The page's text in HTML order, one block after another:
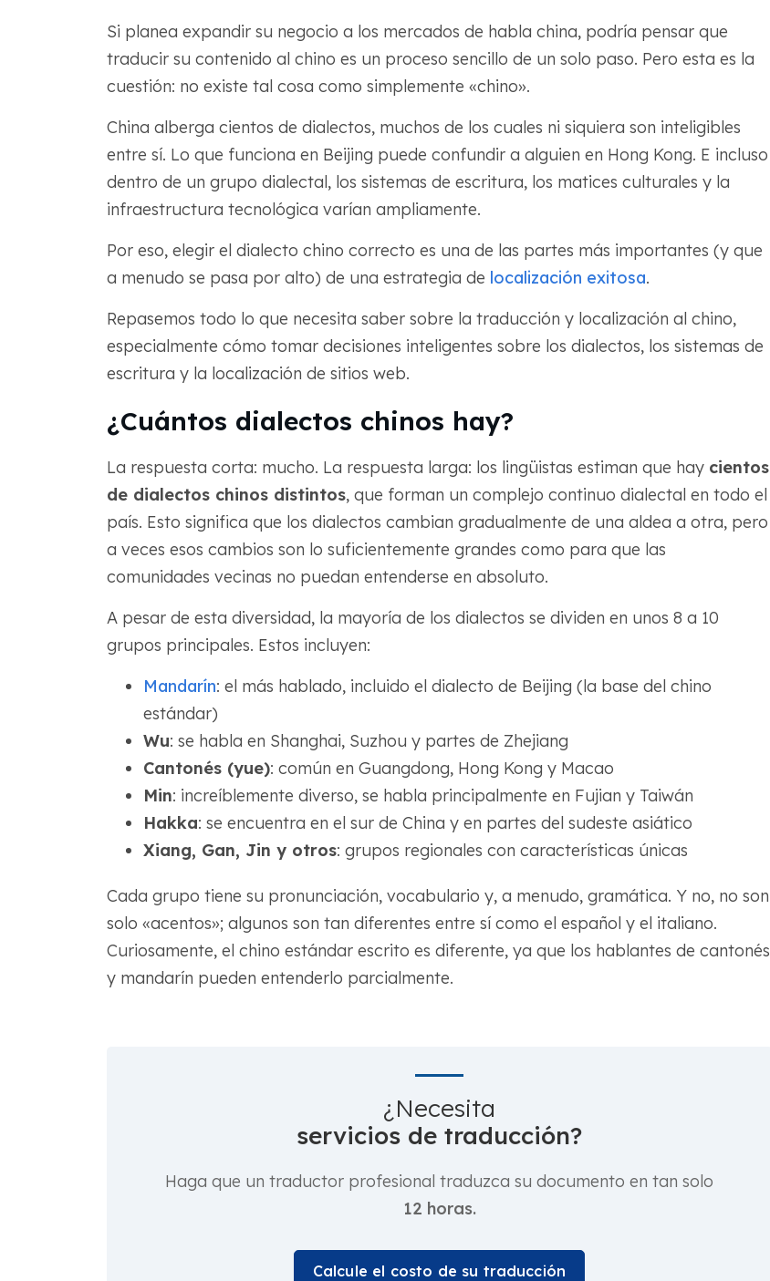
Si planea expandir su negocio a los mercados de habla china, podría pensar que
traducir su contenido al chino es un proceso sencillo de un solo paso. Pero esta es la
cuestión: no existe tal cosa como simplemente «chino».
China alberga cientos de dialectos, muchos de los cuales ni siquiera son inteligibles
entre sí. Lo que funciona en Beijing puede confundir a alguien en Hong Kong. E incluso
dentro de un grupo dialectal, los sistemas de escritura, los matices culturales y la
infraestructura tecnológica varían ampliamente.
Por eso, elegir el dialecto chino correcto es una de las partes más importantes (y que
a menudo se pasa por alto) de una estrategia de localización exitosa.
Repasemos todo lo que necesita saber sobre la traducción y localización al chino,
especialmente cómo tomar decisiones inteligentes sobre los dialectos, los sistemas de
escritura y la localización de sitios web.
¿Cuántos dialectos chinos hay?
La respuesta corta: mucho. La respuesta larga: los lingüistas estiman que hay cientos
de dialectos chinos distintos, que forman un complejo continuo dialectal en todo el
país. Esto significa que los dialectos cambian gradualmente de una aldea a otra, pero
a veces esos cambios son lo suficientemente grandes como para que las
comunidades vecinas no puedan entenderse en absoluto.
A pesar de esta diversidad, la mayoría de los dialectos se dividen en unos 8 a 10
grupos principales. Estos incluyen:
Mandarín: el más hablado, incluido el dialecto de Beijing (la base del chino
estándar)
Wu: se habla en Shanghai, Suzhou y partes de Zhejiang
Cantonés (yue): común en Guangdong, Hong Kong y Macao
Min: increíblemente diverso, se habla principalmente en Fujian y Taiwán
Hakka: se encuentra en el sur de China y en partes del sudeste asiático
Xiang, Gan, Jin y otros: grupos regionales con características únicas
Cada grupo tiene su pronunciación, vocabulario y, a menudo, gramática. Y no, no son
solo «acentos»; algunos son tan diferentes entre sí como el español y el italiano.
Curiosamente, el chino estándar escrito es diferente, ya que los hablantes de cantonés
y mandarín pueden entenderlo parcialmente.
¿Necesita
servicios de traducción?
Haga que un traductor profesional traduzca su documento en tan solo
12 horas.
Calcule el costo de su traducción